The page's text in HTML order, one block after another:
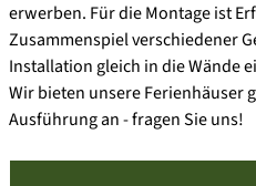
erwerben. Für die Montage ist
Zusammenspiel verschiedener
Installation gleich in die Wände
Wir bieten unsere Ferienhäuser
Ausführung an - fragen Sie uns!